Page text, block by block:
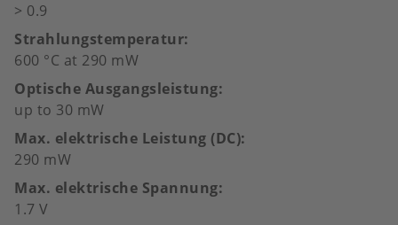
> 0.9
Strahlungstemperatur
600 °C at 290 mW
Optische Ausgangsleistung
up to 30 mW
Max. elektrische Leistung (DC)
290 mW
Max. elektrische Spannung
1.7 V